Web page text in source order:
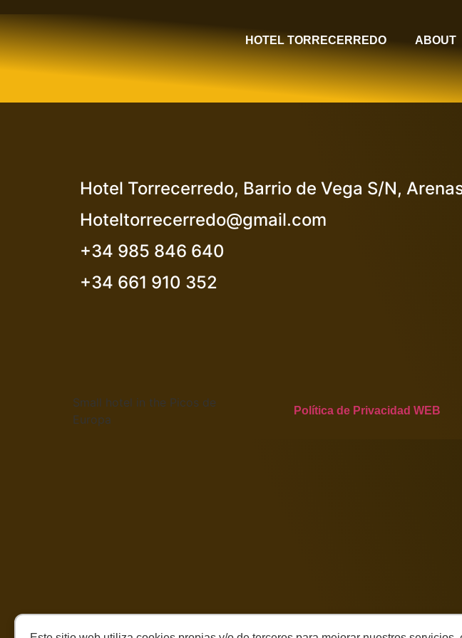
HOTEL TORRECERREDO ABOUT
Hotel Torrecerredo, Barrio de Vega S/N,
Hoteltorrecerredo@gmail.com
+34 985 846 640
+34 661 910 352
Small hotel in the Picos de
Europa
Política de Privacidad WEB